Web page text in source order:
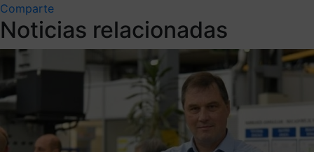
Comparte
Noticias relacionadas